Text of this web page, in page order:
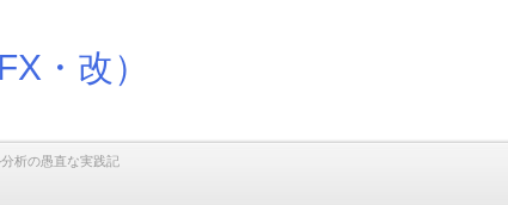
・改）
析の愚直な実践記